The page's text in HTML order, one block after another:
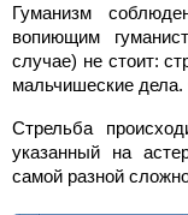
Гуманизм
вопиющим
случае) не стоит:
мальчишеские
Стрельба
указанный на
самой разной